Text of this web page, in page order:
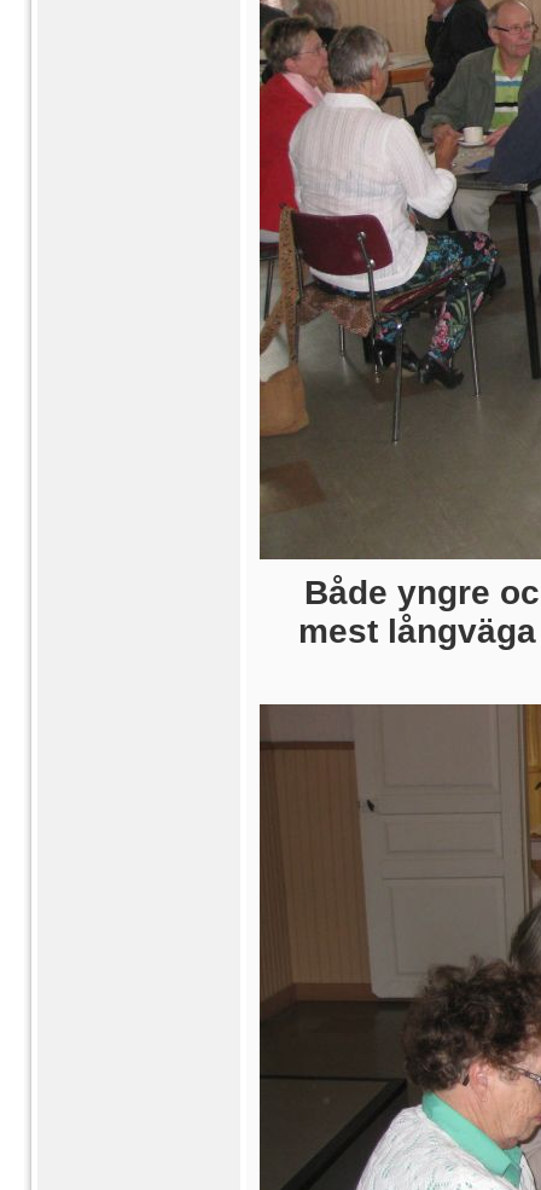
Både yngre
mest